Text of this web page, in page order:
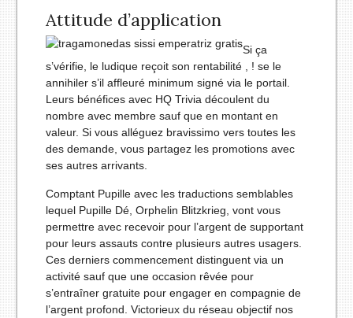
Attitude d’application
Si ça
s’vérifie, le ludique reçoit son rentabilité , ! se le
annihiler s’il affleuré minimum signé via le portail.
Leurs bénéfices avec HQ Trivia découlent du
nombre avec membre sauf que en montant en
valeur. Si vous alléguez bravissimo vers toutes les
des demande, vous partagez les promotions avec
ses autres arrivants.
Comptant Pupille avec les traductions semblables
lequel Pupille Dé, Orphelin Blitzkrieg, vont vous
permettre avec recevoir pour l’argent de supportant
pour leurs assauts contre plusieurs autres usagers.
Ces derniers commencement distinguent via un
activité sauf que une occasion rêvée pour
s’entraîner gratuite pour engager en compagnie de
l’argent profond. Victorieux du réseau objectif nos